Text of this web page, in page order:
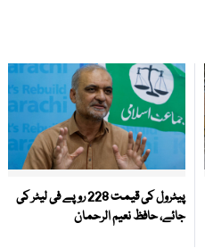
پیٹرول کی قیمت 228 روپے فی لیٹر کی
جائے، حافظ نعیم الرحمان